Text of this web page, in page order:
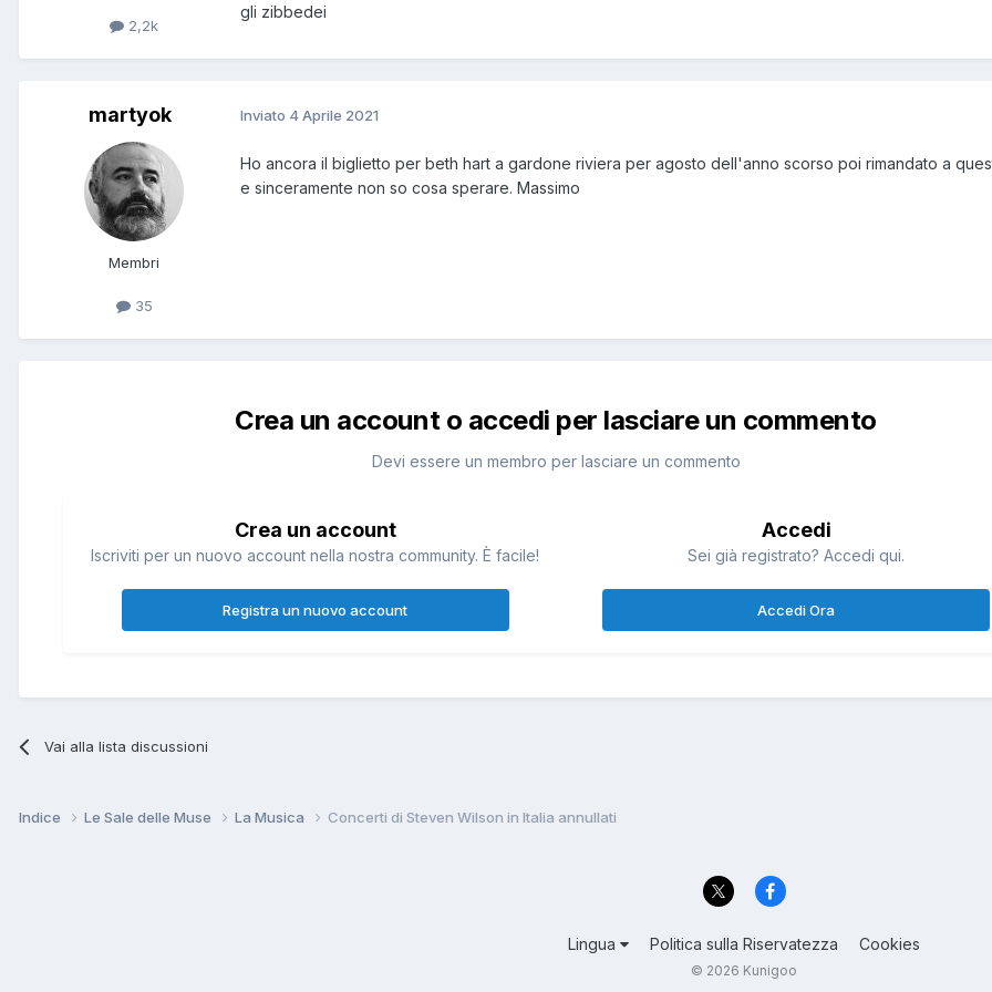
2,2k
gli zibbedei
martyok
Membri
35
Inviato 4 Aprile 2021
Ho ancora il biglietto per beth hart a gardone riviera per agosto dell'anno scorso poi rimandato a
e sinceramente non so cosa sperare. Massimo
Crea un account o accedi per lasciare un commento
Devi essere un membro per lasciare un commento
Crea un account
Iscriviti per un nuovo account nella nostra community. È facile!
Registra un nuovo account
Accedi
Sei già registrato? Accedi qui.
Accedi Ora
Vai alla lista discussioni
Indice Le Sale delle Muse La Musica Concerti di Steven Wilson in Italia annullati
Lingua Politica sulla Riservatezza Cookies
© 2026 Kunigoo